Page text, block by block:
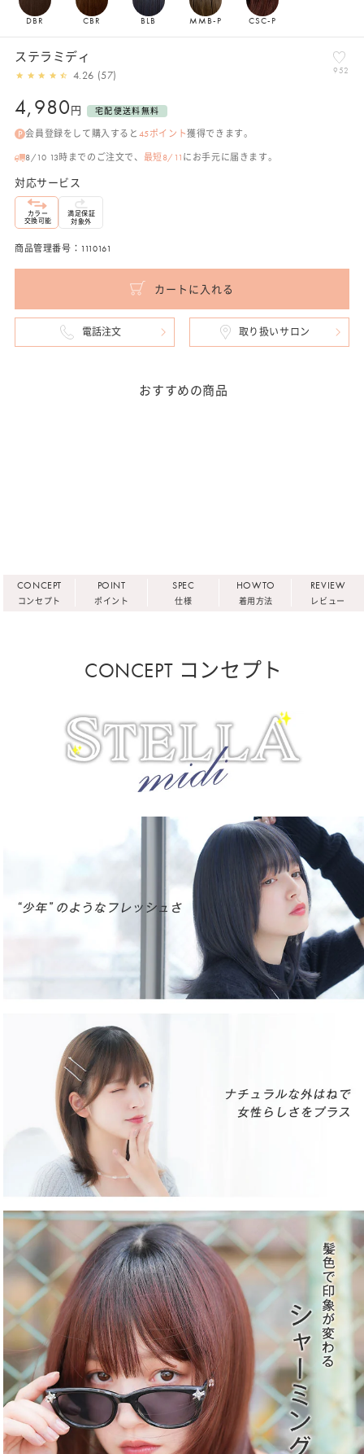
DBR CBR BLB MMB-P CSC-P
ステラミディ
4.26 (57) 952
通
常
価
格
4,980円 宅配便送料無料
会員登録をして購入すると 45ポイント獲得できます。
8/10 13時までのご注文で、 最短8/11 にお手元に届きます。
対応サービス
カラー
交換可能
満足保証
対象外
商品管理番号：1110161
カートに入れる
電話注文 取り扱いサロン
おすすめの商品
CONCEPT
コンセプト
POINT
ポイント
SPEC
仕様
HOWTO
着用方法
REVIEW
レビュー
CONCEPT コンセプト